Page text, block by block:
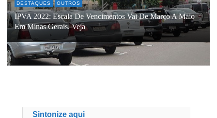
DESTAQUES OUTROS
IPVA 2022: Escala De Vencimentos Vai De Março A Maio
Em Minas Gerais. Veja
Sintonize aqui